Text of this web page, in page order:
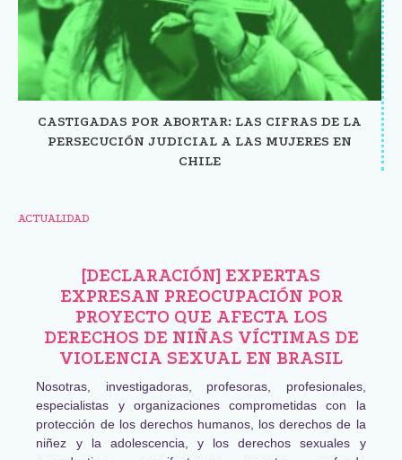
CASTIGADAS POR ABORTAR: LAS CIFRAS DE LA
PERSECUCIÓN JUDICIAL A LAS MUJERES EN
CHILE
ACTUALIDAD
[DECLARACIÓN] EXPERTAS
EXPRESAN PREOCUPACIÓN POR
PROYECTO QUE AFECTA LOS
DERECHOS DE NIÑAS VÍCTIMAS DE
VIOLENCIA SEXUAL EN BRASIL
Nosotras, investigadoras, profesoras, profesionales,
especialistas y organizaciones comprometidas con la
protección de los derechos humanos, los derechos de la
niñez y la adolescencia, y los derechos sexuales y